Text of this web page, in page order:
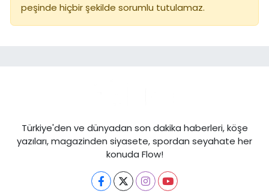
peşinde hiçbir şekilde sorumlu tutulamaz.
Türkiye'den ve dünyadan son dakika haberleri, köşe
yazıları, magazinden siyasete, spordan seyahate her
konuda Flow!